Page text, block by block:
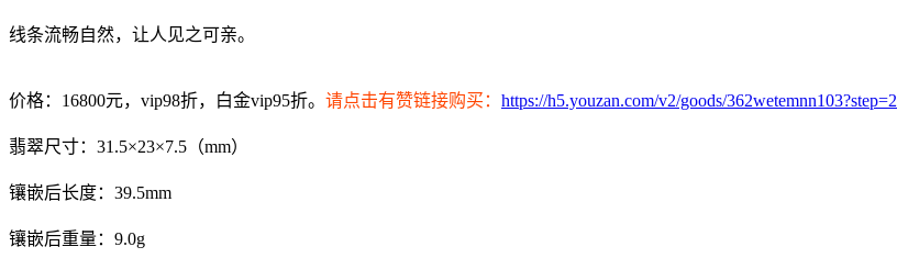
线条流畅自然，让人见之可亲。
价格：16800元，vip98折，白金vip95折。 请点击有赞链接购买： https://h5.youzan.com/v2/goods/362wetemnn103?step=2
翡翠尺寸：31.5×23×7.5（mm）
镶嵌后长度：39.5mm
镶嵌后重量：9.0g